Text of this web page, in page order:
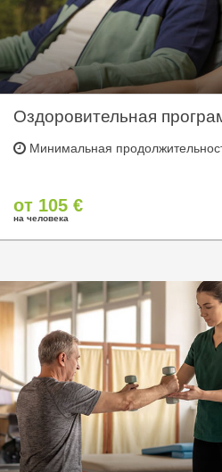
Оздоровительная
Минимальная
от 105 €
на человека